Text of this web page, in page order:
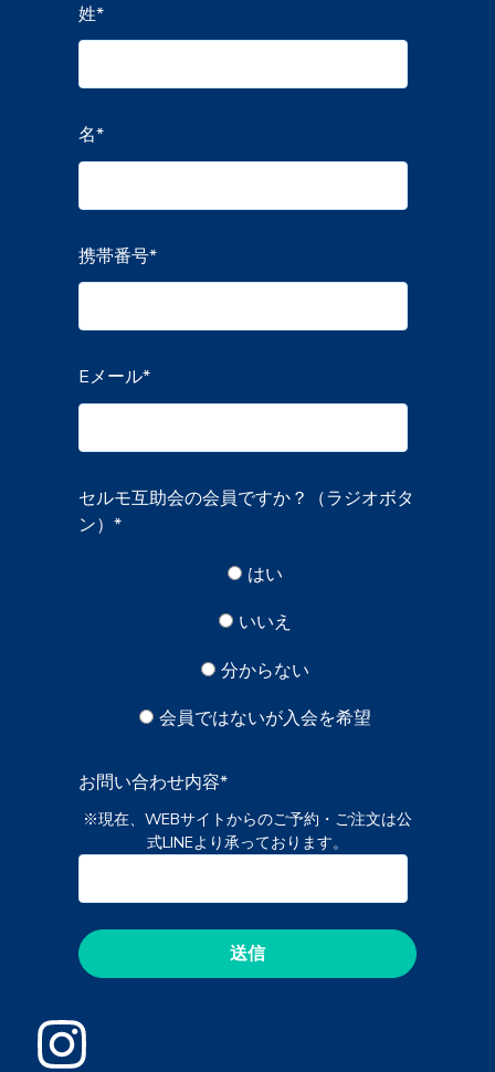
姓*
名*
携帯番号*
Eメール*
セルモ互助会の会員ですか？（ラジオボタ
ン） *
はい
いいえ
分からない
会員ではないが入会を希望
お問い合わせ内容*
※現在、WEBサイトからのご予約・ご注文は公
式LINEより承っております。